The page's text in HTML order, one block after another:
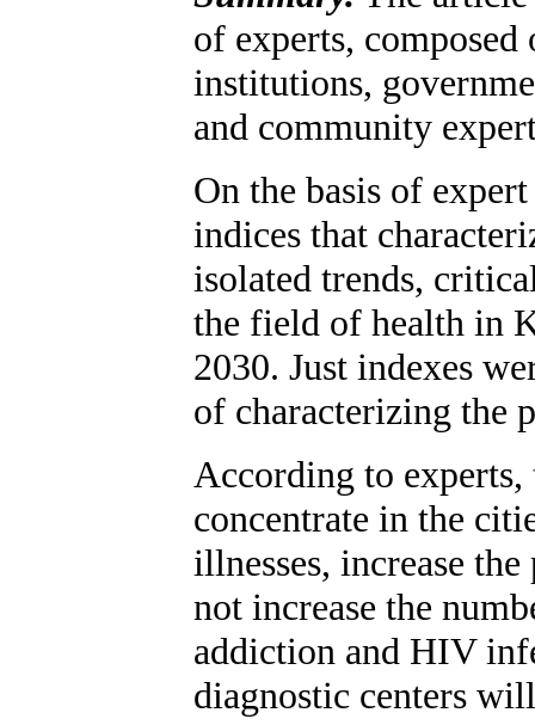
of experts,
institutions,
and community
On the basis of
indices that
isolated trends,
the field of health in
2030. Just indexes
of characterizing the
According to
concentrate in the
illnesses, increase
not increase the
addiction and HIV
diagnostic centers